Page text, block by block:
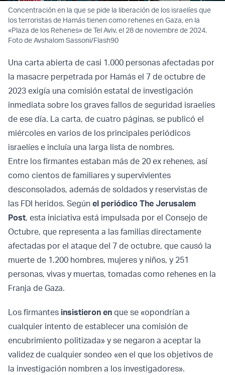
Concentración en la que se pide la liberación de los israelíes que
los terroristas de Hamás tienen como rehenes en Gaza, en la
«Plaza de los Rehenes» de Tel Aviv, el 28 de noviembre de 2024.
Foto de Avshalom Sassoni/Flash90
Una carta abierta de casi 1.000 personas afectadas por
la masacre perpetrada por Hamás el 7 de octubre de
2023 exigía una comisión estatal de investigación
inmediata sobre los graves fallos de seguridad israelíes
de ese día. La carta, de cuatro páginas, se publicó el
miércoles en varios de los principales periódicos
israelíes e incluía una larga lista de nombres.
Entre los firmantes estaban más de 20 ex rehenes, así
como cientos de familiares y supervivientes
desconsolados, además de soldados y reservistas de
las FDI heridos. Según el periódico The Jerusalem
Post, esta iniciativa está impulsada por el Consejo de
Octubre, que representa a las familias directamente
afectadas por el ataque del 7 de octubre, que causó la
muerte de 1.200 hombres, mujeres y niños, y 251
personas, vivas y muertas, tomadas como rehenes en la
Franja de Gaza.
Los firmantes insistieron en que se «opondrían a
cualquier intento de establecer una comisión de
encubrimiento politizada» y se negaron a aceptar la
validez de cualquier sondeo «en el que los objetivos de
la investigación nombren a los investigadores».